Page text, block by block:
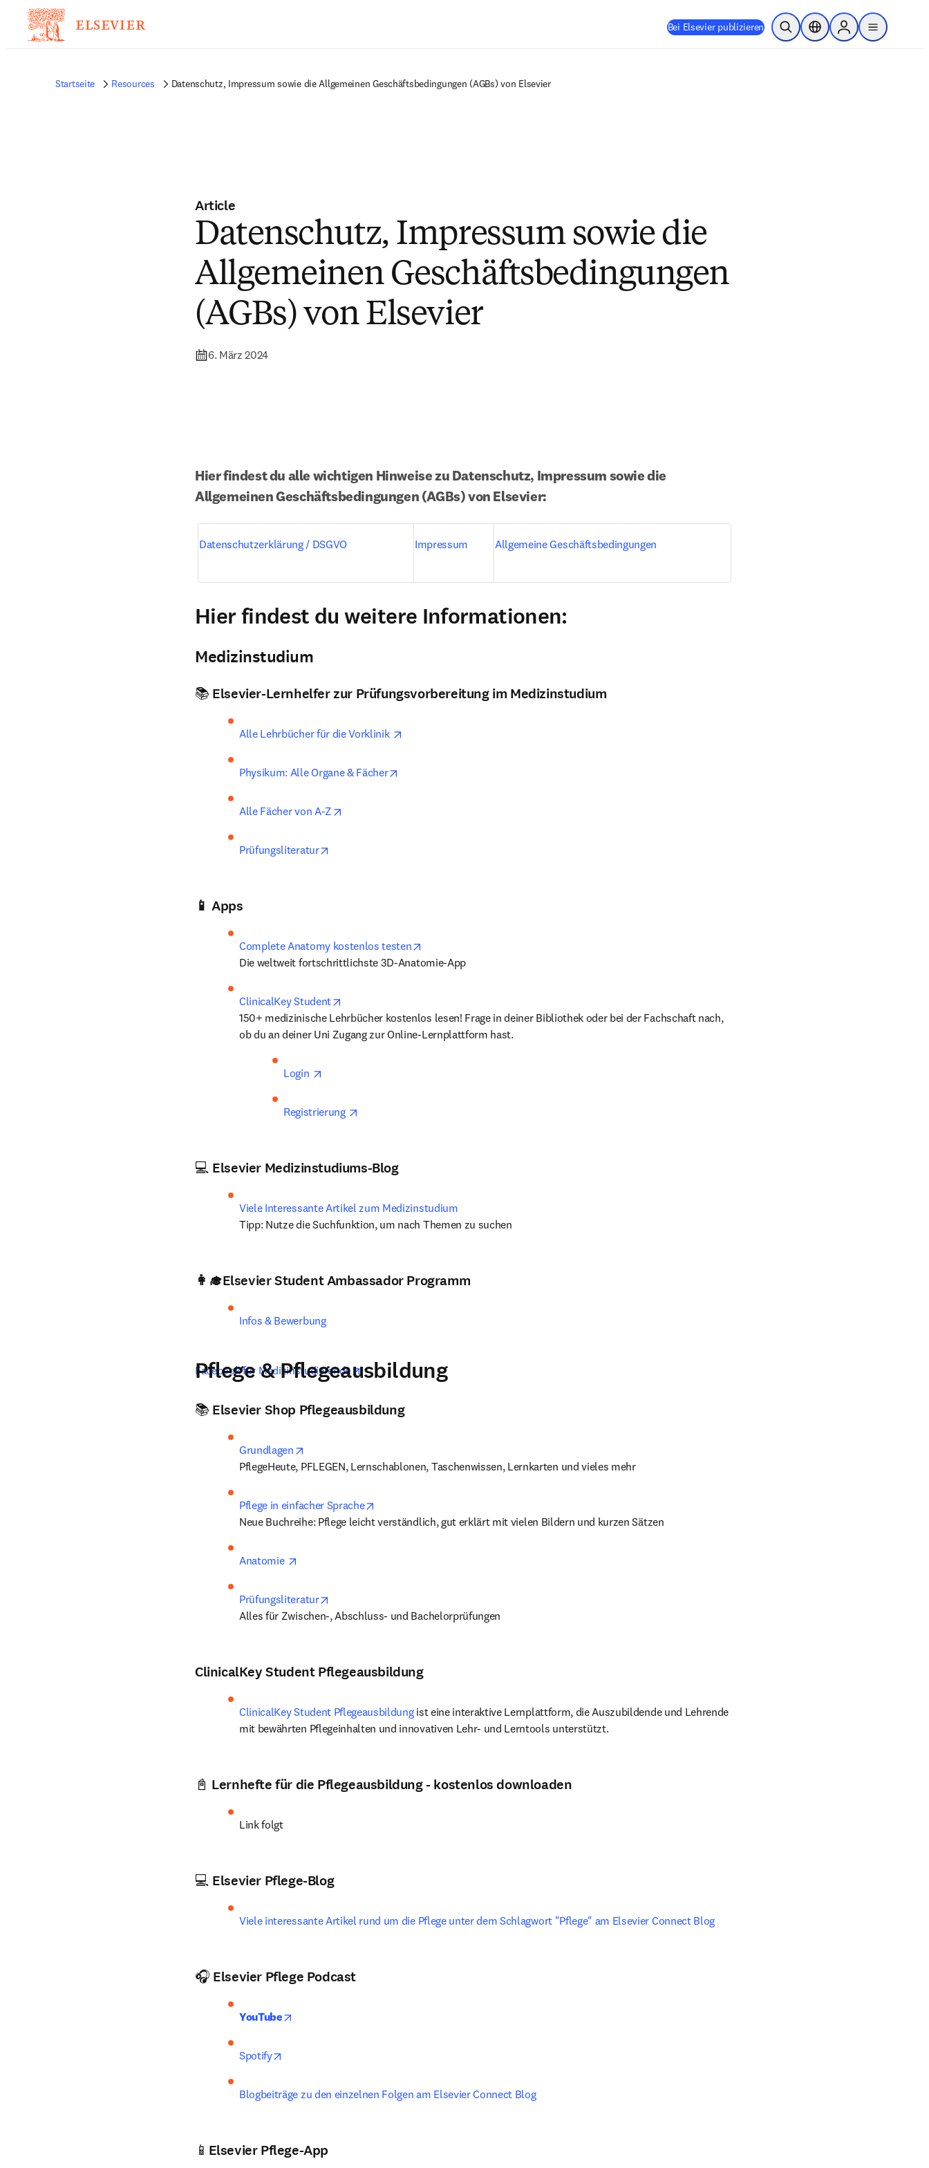
Bei Elsevier publizieren Suche öffnenStandortauswahl
Sign in to products
menu
Startseite Resources Datenschutz, Impressum sowie die Allgemeinen Geschäftsbedingungen (AGBs) von Elsevier
Article
Datenschutz, Impressum sowie die
Allgemeinen Geschäftsbedingungen
(AGBs) von Elsevier
6. März 2024
Hier findest du alle wichtigen Hinweise zu Datenschutz, Impressum sowie die
Allgemeinen Geschäftsbedingungen (AGBs) von Elsevier:
Datenschutzerklärung / DSGVO Impressum Allgemeine Geschäftsbedingungen
Hier findest du weitere Informationen:
Medizinstudium
📚 Elsevier-Lernhelfer zur Prüfungsvorbereitung im Medizinstudium
Alle Lehrbücher für die Vorklinik
Physikum: Alle Organe & Fächer
Alle Fächer von A-Z
Prüfungsliteratur
📱 Apps
Complete Anatomy kostenlos testen
Die weltweit fortschrittlichste 3D-Anatomie-App
ClinicalKey Student
150+ medizinische Lehrbücher kostenlos lesen! Frage in deiner Bibliothek oder bei der Fachschaft nach,
ob du an deiner Uni Zugang zur Online-Lernplattform hast.
Login
Registrierung
💻 Elsevier Medizinstudiums-Blog
Viele Interessante Artikel zum Medizinstudium
Tipp: Nutze die Suchfunktion, um nach Themen zu suchen
👩‍🎓Elsevier Student Ambassador Programm
Infos & Bewerbung
Facebook für Medizinstudierende opens in new tab/window
Pflege & Pflegeausbildung
📚 Elsevier Shop Pflegeausbildung
Grundlagen
PflegeHeute, PFLEGEN, Lernschablonen, Taschenwissen, Lernkarten und vieles mehr
Pflege in einfacher Sprache
Neue Buchreihe: Pflege leicht verständlich, gut erklärt mit vielen Bildern und kurzen Sätzen
Anatomie
Prüfungsliteratur
Alles für Zwischen-, Abschluss- und Bachelorprüfungen
ClinicalKey Student Pflegeausbildung
ClinicalKey Student Pflegeausbildung ist eine interaktive Lernplattform, die Auszubildende und Lehrende
mit bewährten Pflegeinhalten und innovativen Lehr- und Lerntools unterstützt.
📓 Lernhefte für die Pflegeausbildung - kostenlos downloaden
Link folgt
💻 Elsevier Pflege-Blog
Viele interessante Artikel rund um die Pflege unter dem Schlagwort "Pflege" am Elsevier Connect Blog
🎧 Elsevier Pflege Podcast
YouTube
Spotify
Blogbeiträge zu den einzelnen Folgen am Elsevier Connect Blog
📱Elsevier Pflege-App